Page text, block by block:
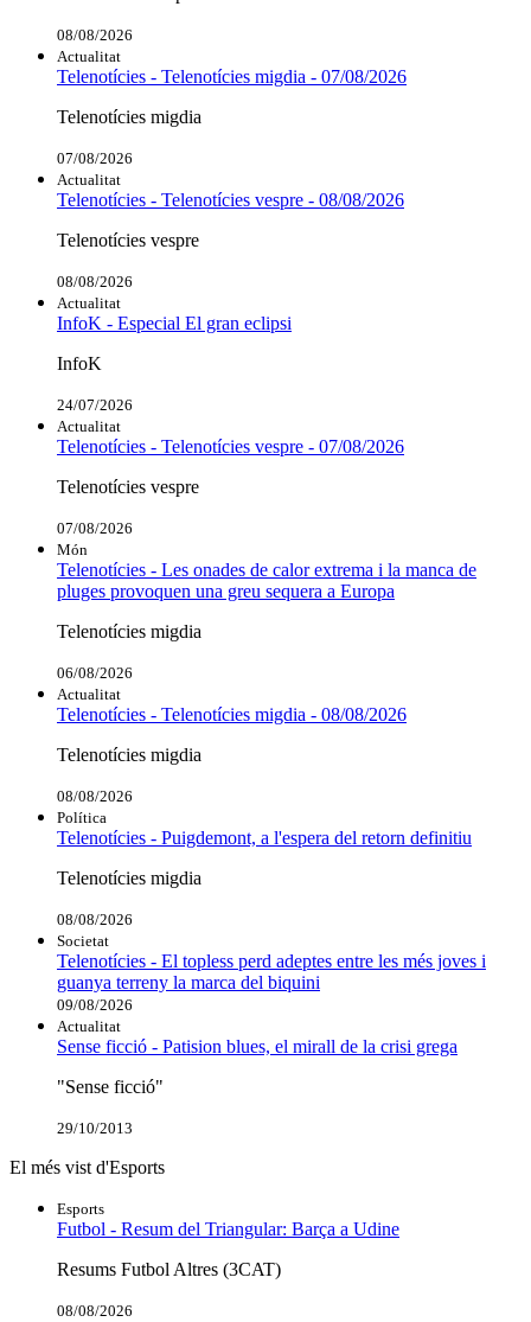
08/08/2026
Actualitat
Telenotícies - Telenotícies migdia - 07/08/2026
Telenotícies migdia
07/08/2026
Actualitat
Telenotícies - Telenotícies vespre - 08/08/2026
Telenotícies vespre
08/08/2026
Actualitat
InfoK - Especial El gran eclipsi
InfoK
24/07/2026
Actualitat
Telenotícies - Telenotícies vespre - 07/08/2026
Telenotícies vespre
07/08/2026
Món
Telenotícies - Les onades de calor extrema i la manca de
pluges provoquen una greu sequera a Europa
Telenotícies migdia
06/08/2026
Actualitat
Telenotícies - Telenotícies migdia - 08/08/2026
Telenotícies migdia
08/08/2026
Política
Telenotícies - Puigdemont, a l'espera del retorn definitiu
Telenotícies migdia
08/08/2026
Societat
Telenotícies - El topless perd adeptes entre les més joves i
guanya terreny la marca del biquini
09/08/2026
Actualitat
Sense ficció - Patision blues, el mirall de la crisi grega
"Sense ficció"
29/10/2013
El més vist d'Esports
Esports
Futbol - Resum del Triangular: Barça a Udine
Resums Futbol Altres (3CAT)
08/08/2026